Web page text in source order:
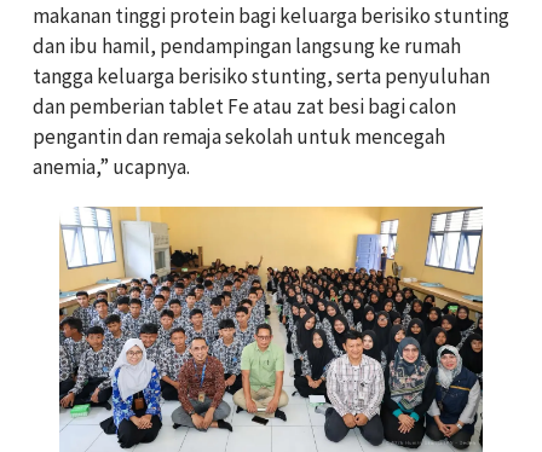
makanan tinggi protein bagi keluarga berisiko stunting
dan ibu hamil, pendampingan langsung ke rumah
tangga keluarga berisiko stunting, serta penyuluhan
dan pemberian tablet Fe atau zat besi bagi calon
pengantin dan remaja sekolah untuk mencegah
anemia,” ucapnya.